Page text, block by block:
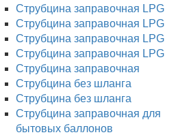
Струбцина заправочная LPG
Струбцина заправочная LPG
Струбцина заправочная LPG
Струбцина заправочная LPG
Струбцина заправочная
Струбцина без шланга
Струбцина без шланга
Струбцина заправочная для
бытовых баллонов